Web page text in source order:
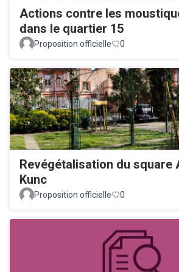
Actions contre les
dans le quartier 15
Proposition officielle 0
Revégétalisation du square
Kunc
Proposition officielle 0